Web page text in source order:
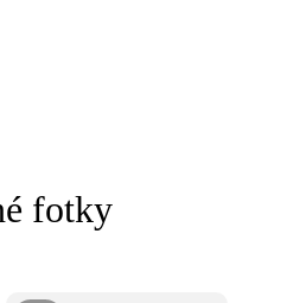
fotky